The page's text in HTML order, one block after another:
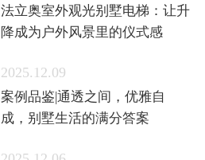
法立奥室外观光别墅电梯：让升
降成为户外风景里的仪式感
2025.12.09
案例品鉴|通透之间，优雅自
成，别墅生活的满分答案